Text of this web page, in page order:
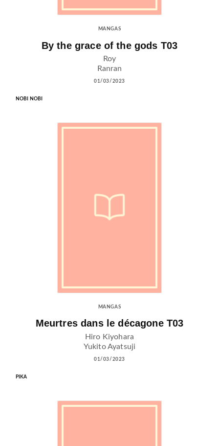
MANGAS
By the grace of the gods T03
Roy
Ranran
01/03/2023
NOBI NOBI
MANGAS
Meurtres dans le décagone T03
Hiro Kiyohara
Yukito Ayatsuji
01/03/2023
PIKA